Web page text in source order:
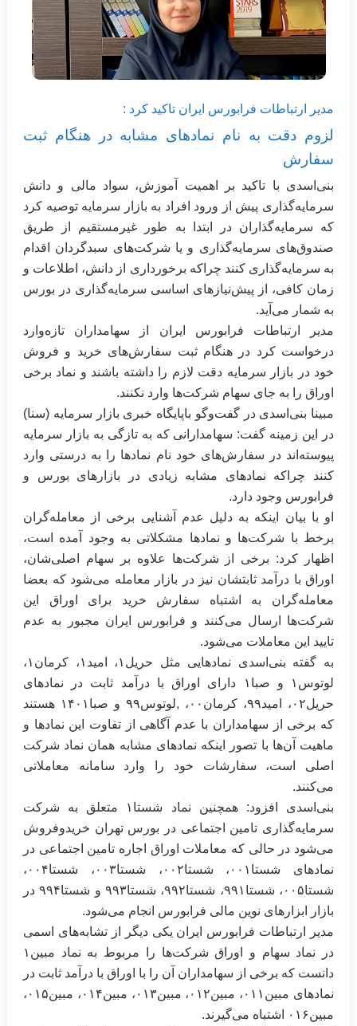
مدیر ارتباطات فرابورس ایران تاکید کرد :‏
لزوم دقت به نام نمادهای مشابه در هنگام ثبت
سفارش
بنی‌اسدی با تاکید بر اهمیت آموزش، سواد مالی و دانش
سرمایه‌گذاری پیش از ورود افراد به بازار سرمایه توصیه کرد
که سرمایه‌گذاران ‏در ابتدا به طور غیرمستقیم از طریق
صندوق‌های سرمایه‌گذاری و یا شرکت‌های سبدگردان اقدام
به سرمایه‌گذاری کنند چراکه ‏برخورداری از دانش، اطلاعات و
زمان کافی، از پیش‌نیازهای اساسی سرمایه‌گذاری در بورس
به شمار می‌آید.‏
مدیر ارتباطات فرابورس ایران از سهامداران تازه‌وارد
درخواست کرد در هنگام ثبت سفارش‌های خرید و فروش
خود در بازار سرمایه دقت لازم را داشته ‏باشند و نماد برخی
اوراق را به جای سهام شرکت‌ها وارد نکنند.
مبینا بنی‌اسدی در گفت‌وگو باپایگاه خبری بازار سرمایه (سنا)
در این زمینه گفت: سهامدارانی که به ‌تازگی به بازار سرمایه
پیوسته‌اند در سفارش‌های خود نام نمادها را به درستی وارد
کنند چراکه ‏نمادهای مشابه زیادی در بازارهای بورس و
فرابورس وجود دارد.‏
او با بیان اینکه به دلیل عدم آشنایی برخی از معامله‌گران
برخط با شرکت‌ها و نمادها مشکلاتی به وجود ‏آمده است،
اظهار کرد: برخی از شرکت‌ها علاوه بر سهام اصلی‌شان،
اوراق با درآمد ثابتشان نیز در بازار معامله می‌شود که بعضا
‏معامله‌گران به اشتباه سفارش خرید برای اوراق این
شرکت‌ها ارسال می‌کنند و فرابورس ایران مجبور به عدم
تایید این معاملات می‌شود.‏
به گفته بنی‌اسدی نمادهایی مثل حریل۱، امید۱، کرمان۱،
لوتوس۱ و صبا۱ دارای اوراق با درآمد ثابت در نمادهای
حریل۰۲، امید۹۹، کرمان۰۰، ‌‏,لوتوس۹۹ و صبا۱۴۰۱ هستند
که برخی از سهامداران با عدم آگاهی از تفاوت این‌ نمادها و
ماهیت آن‌ها با تصور اینکه نمادهای مشابه همان نماد شرکت
اصلی است، سفارشات خود را وارد سامانه معاملاتی
می‌کنند.‏
بنی‌اسدی افزود: همچنین نماد شستا۱ متعلق به شرکت‌
سرمایه‌گذاری تامین اجتماعی در بورس تهران خریدوفروش
می‌شود در حالی ‏که معاملات اوراق اجاره تامین اجتماعی در
نمادهای شستا۰۰۱، شستا۰۰۲، شستا۰۰۳، شستا۰۰۴،
شستا۰۰۵، شستا۹۹۱، شستا۹۹۲، ‏شستا۹۹۳ و شستا۹۹۴ در
بازار ابزارهای نوین مالی فرابورس انجام می‌شود. ‏
مدیر ارتباطات فرابورس ایران یکی دیگر از تشابه‌های اسمی
در نماد سهام و اوراق شرکت‌ها را مربوط به نماد مبین۱
دانست که برخی از ‏سهامداران آن را با اوراق با درآمد ثابت در
نمادهای مبین۰۱۱، مبین۰۱۲، مبین۰۱۳، مبین۰۱۴، مبین۰۱۵،
مبین۰۱۶ اشتباه می‌گیرند.‏